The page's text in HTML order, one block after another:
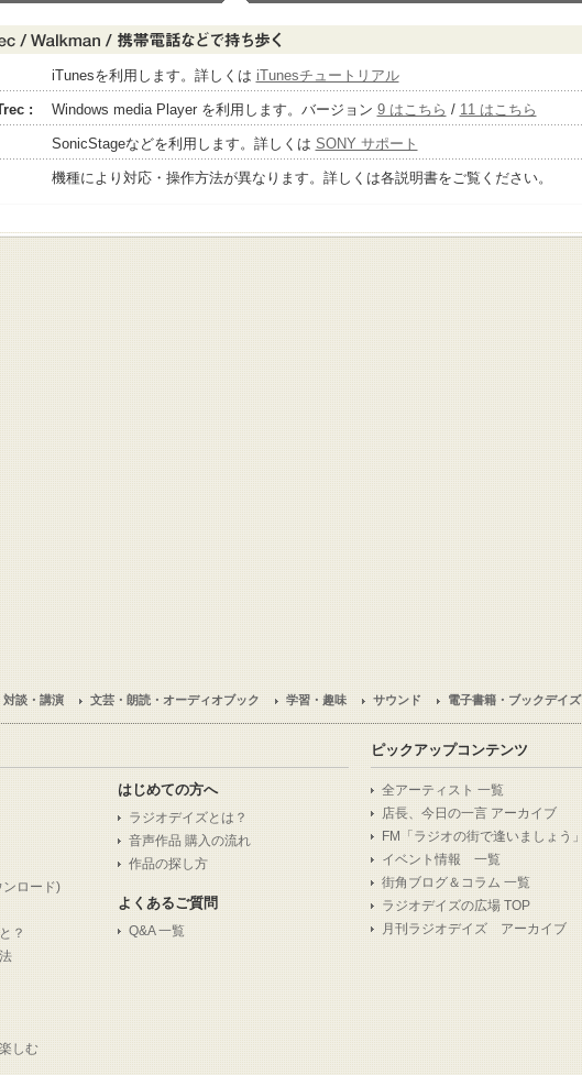
iTunesを利用します。詳しくは iTunesチュートリアル
: Windows media Player を利用します。バージョン 9 はこちら / 11 はこちら
SonicStageなどを利用します。詳しくは SONY サポート
機種により対応・操作方法が異なります。詳しくは各説明書をご覧ください。
対談・講演 文芸・朗読・オーディオブック 学習・趣味 サウンド 電子書籍・ブックデイズ
ロード)
？
しむ
はじめての方へ
ラジオデイズとは？
音声作品 購入の流れ
作品の探し方
よくあるご質問
Q&A 一覧
ピックアップコンテンツ
全アーティスト 一覧
店長、今日の一言 アーカイブ
FM「ラジオの街で逢いましょう」
イベント情報 一覧
街角ブログ＆コラム 一覧
ラジオデイズの広場 TOP
月刊ラジオデイズ アーカイブ